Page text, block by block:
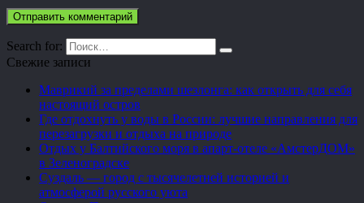
Search for:
Свежие записи
Маврикий за пределами шезлонга: как открыть для себя
настоящий остров
Где отдохнуть у воды в России: лучшие направления для
перезагрузки и отдыха на природе
Отдых у Балтийского моря в апарт-отеле «АмстерДОМ»
в Зеленоградске
Суздаль — город с тысячелетней историей и
атмосферой русского уюта